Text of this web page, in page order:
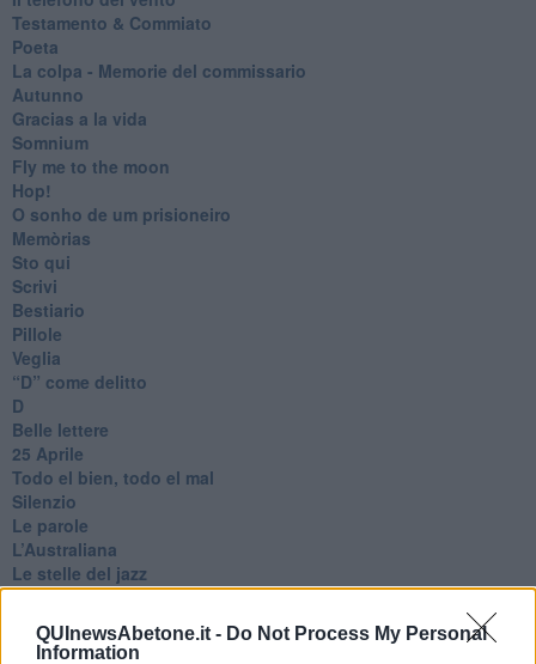
QUInewsAbetone.it - Do Not Process My Personal
Information
Testamento & Commiato
Poeta
​La colpa - Memorie del commissario
Autunno
Gracias a la vida
Somnium
Fly me to the moon
Hop!
O sonho de um prisioneiro
Memòrias
Sto qui
Scrivi
Bestiario
Pillole
Veglia
​“D” come delitto
D
Belle lettere
25 Aprile
Todo el bien, todo el mal
Silenzio
Le parole
​L’Australiana
Le stelle del jazz
Vita & morte
Auguri
Moro